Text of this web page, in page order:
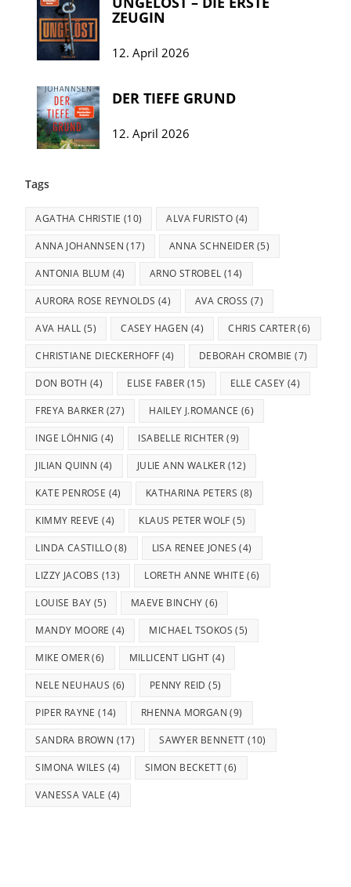
ZEUGIN
12. April 2026
DER TIEFE GRUND
12. April 2026
Tags
AGATHA CHRISTIE (10) ALVA FURISTO (4)
ANNA JOHANNSEN (17) ANNA SCHNEIDER (5)
ANTONIA BLUM (4) ARNO STROBEL (14)
AURORA ROSE REYNOLDS (4) AVA CROSS (7)
AVA HALL (5) CASEY HAGEN (4) CHRIS CARTER(6)
CHRISTIANE DIECKERHOFF (4) DEBORAH CROMBIE (7)
DON BOTH (4) ELISE FABER (15) ELLE CASEY (4)
FREYA BARKER (27) HAILEY J.ROMANCE (6)
INGE LÖHNIG (4) ISABELLE RICHTER (9)
JILIAN QUINN (4) JULIE ANN WALKER (12)
KATE PENROSE (4) KATHARINA PETERS (8)
KIMMY REEVE (4) KLAUS PETER WOLF (5)
LINDA CASTILLO(8) LISA RENEE JONES (4)
LIZZY JACOBS (13) LORETH ANNE WHITE (6)
LOUISE BAY (5) MAEVE BINCHY (6)
MANDY MOORE (4) MICHAEL TSOKOS (5)
MIKE OMER(6) MILLICENT LIGHT (4)
NELE NEUHAUS (6) PENNY REID (5)
PIPER RAYNE (14) RHENNA MORGAN (9)
SANDRA BROWN (17) SAWYER BENNETT (10)
SIMONA WILES (4) SIMON BECKETT(6)
VANESSA VALE (4)